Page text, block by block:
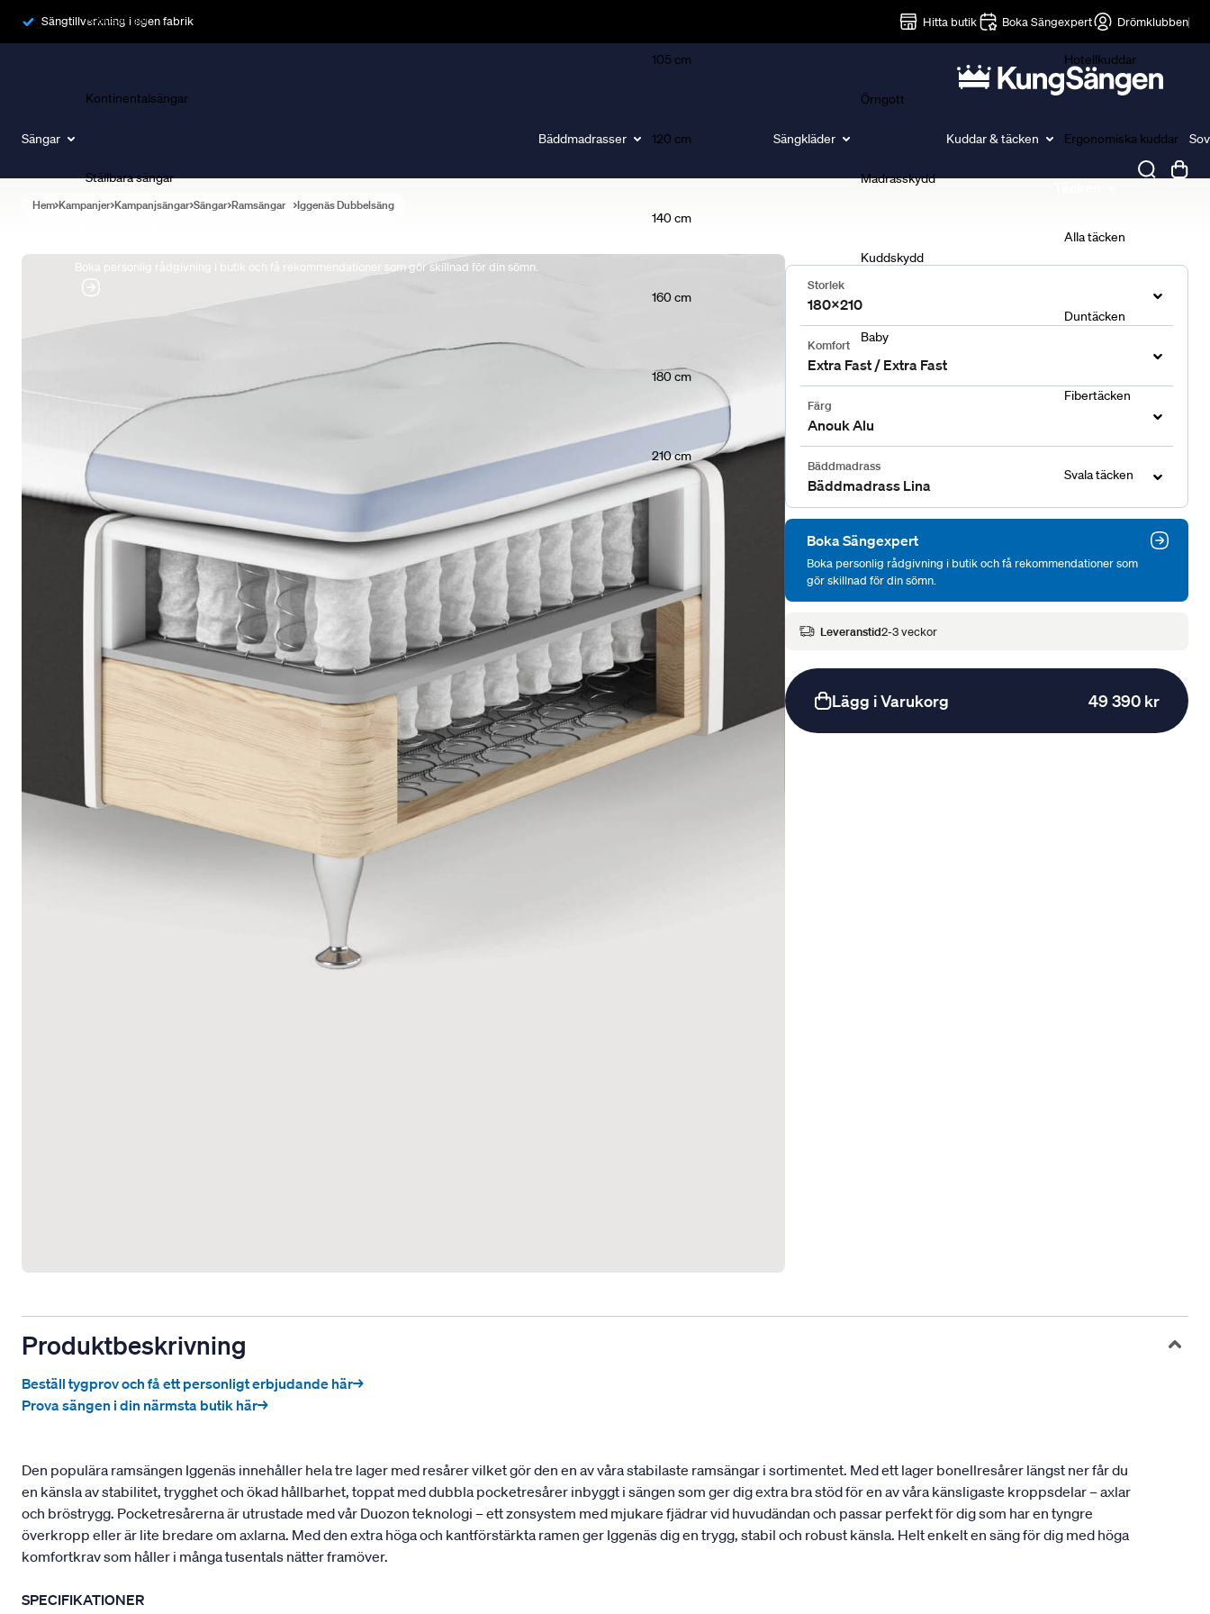
Sängtillverkning i egen fabrik Hitta butik Boka Sängexpert Drömklubben
Sängar
Ramsängar
Kontinentalsängar
Ställbara sängar
Boka personlig rådgivning i butik och få rekommendationer som gör skillnad för din sömn.
Bäddmadrasser
105 cm
120 cm
140 cm
160 cm
180 cm
210 cm
Sängkläder
Örngott
Madrasskydd
Kuddskydd
Baby
Kuddar & täcken
Hotellkuddar
Ergonomiska kuddar
Alla täcken
Duntäcken
Fibertäcken
Svala täcken
Hem Kampanjer Kampanjsängar Sängar Ramsängar Iggenäs Dubbelsäng
Storlek
180x210
Komfort
Extra Fast / Extra Fast
Färg
Anouk Alu
Bäddmadrass
Bäddmadrass Lina
Boka Sängexpert
Boka personlig rådgivning i butik och få rekommendationer som
gör skillnad för din sömn.
Leveranstid2-3 veckor
Lägg i Varukorg 49 390 kr
Produktbeskrivning
Beställ tygprov och få ett personligt erbjudande här→
Prova sängen i din närmsta butik här→
Den populära ramsängen Iggenäs innehåller hela tre lager med resårer vilket gör den en av våra stabilaste ramsängar i sortimentet. Med ett lager bonellresårer längst ner får du
en känsla av stabilitet, trygghet och ökad hållbarhet, toppat med dubbla pocketresårer inbyggt i sängen som ger dig extra bra stöd för en av våra känsligaste kroppsdelar – axlar
och bröstrygg. Pocketresårerna är utrustade med vår Duozon teknologi – ett zonsystem med mjukare fjädrar vid huvudändan och passar perfekt för dig som har en tyngre
överkropp eller är lite bredare om axlarna. Med den extra höga och kantförstärkta ramen ger Iggenäs dig en trygg, stabil och robust känsla. Helt enkelt en säng för dig med höga
komfortkrav som håller i många tusentals nätter framöver.
SPECIFIKATIONER